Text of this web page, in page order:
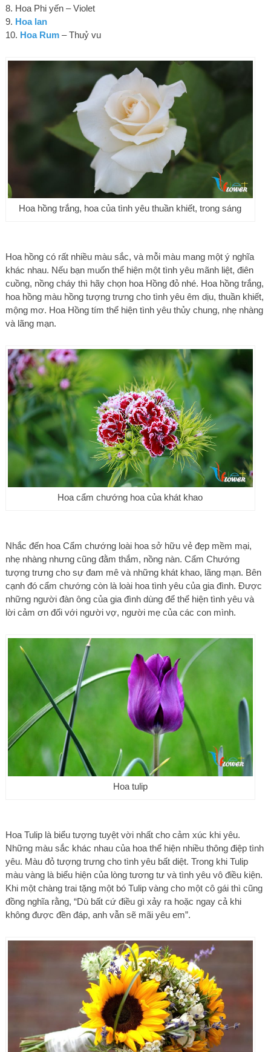
8. Hoa Phi yến – Violet
9. Hoa lan
10. Hoa Rum– Thuỷ vu
Hoa hồng trắng, hoa của tình yêu thuần khiết, trong sáng
Hoa hồng có rất nhiều màu sắc, và mỗi màu mang một ý nghĩa
khác nhau. Nếu bạn muốn thể hiện một tình yêu mãnh liệt, điên
cuồng, nồng cháy thì hãy chọn hoa Hồng đỏ nhé. Hoa hồng trắng,
hoa hồng màu hồng tượng trưng cho tình yêu êm dịu, thuần khiết,
mộng mơ. Hoa Hồng tím thể hiện tình yêu thủy chung, nhẹ nhàng
và lãng mạn.
Hoa cẩm chướng hoa của khát khao
Nhắc đến hoa Cẩm chướng loài hoa sở hữu vẻ đẹp mềm mại,
nhẹ nhàng nhưng cũng đằm thắm, nồng nàn. Cẩm Chướng
tượng trưng cho sự đam mê và những khát khao, lãng mạn. Bên
cạnh đó cẩm chướng còn là loài hoa tình yêu của gia đình. Được
những người đàn ông của gia đình dùng để thể hiện tình yêu và
lời cảm ơn đối với người vợ, người mẹ của các con mình.
Hoa tulip
Hoa Tulip là biểu tượng tuyệt vời nhất cho cảm xúc khi yêu.
Những màu sắc khác nhau của hoa thể hiện nhiều thông điệp tình
yêu. Màu đỏ tượng trưng cho tình yêu bất diệt. Trong khi Tulip
màu vàng là biểu hiện của lòng tương tư và tình yêu vô điều kiện.
Khi một chàng trai tặng một bó Tulip vàng cho một cô gái thì cũng
đồng nghĩa rằng, “Dù bất cứ điều gì xảy ra hoặc ngay cả khi
không được đền đáp, anh vẫn sẽ mãi yêu em”.